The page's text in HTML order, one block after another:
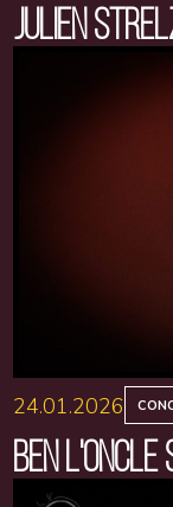
JULIEN
24.01.2026
BEN L'ONCLE